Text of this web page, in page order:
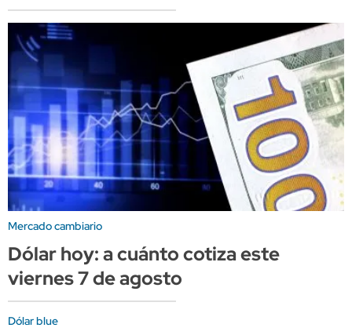
Mercado cambiario
Dólar hoy: a cuánto cotiza este
viernes 7 de agosto
Dólar blue